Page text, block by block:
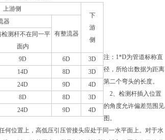
上游侧
下
游
侧
器
有整流器
检测杆不在同一平
面内
9D 6D
3D
14D 8D
3D
24D 9D
4D
8D 8D
3D
24D 9D 4D
注：1*D为管道标称直
径，所给出数据为距离
第二个弯头的长度。
2、检测杆插入位置
的角度允许偏差范围见
图。
何位置上，高低压引压管接头应处于同一水平面上。对于水